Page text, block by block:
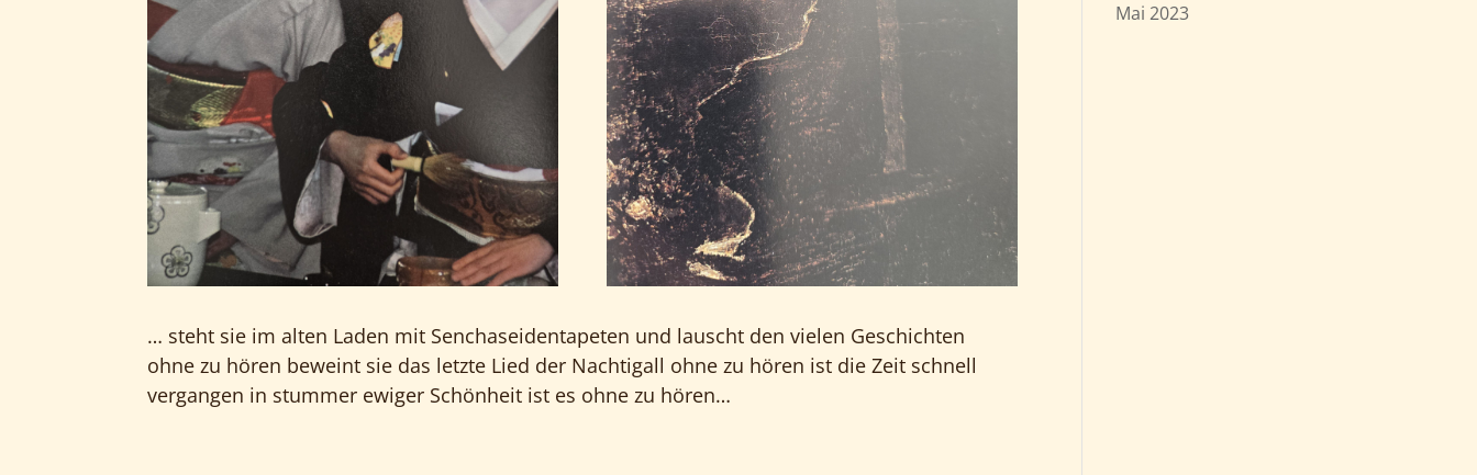
… steht sie im alten Laden mit Senchaseidentapeten und lauscht den vielen Geschichten
ohne zu hören beweint sie das letzte Lied der Nachtigall ohne zu hören ist die Zeit schnell
vergangen in stummer ewiger Schönheit ist es ohne zu hören…
Mai 2023